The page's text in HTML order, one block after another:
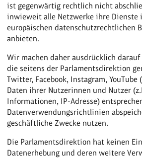
ist gegenwärtig rechtlich nicht
inwieweit alle Netzwerke ihre Dienste
europäischen datenschutzrechtlichen
anbieten.
Wir machen daher ausdrücklich
die seitens der Parlamentsdirektion
Twitter, Facebook, Instagram, YouTube
Daten ihrer Nutzerinnen und Nutzer
Informationen, IP-Adresse)
Datenverwendungsrichtlinien
geschäftliche Zwecke nutzen.
Die Parlamentsdirektion hat keinen
Datenerhebung und deren weitere